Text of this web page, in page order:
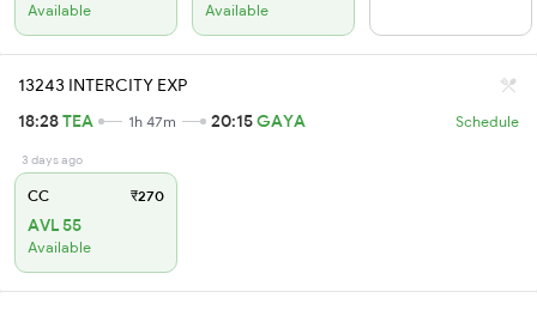
Available Available
13243 INTERCITY EXP
18:28TEA 1h 47m 20:15GAYA Schedule
3 days ago
CC ₹270
AVL 55
Available